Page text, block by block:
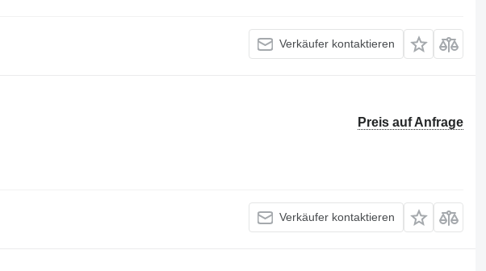
Verkäufer kontaktieren
Preis auf Anfrage
Verkäufer kontaktieren